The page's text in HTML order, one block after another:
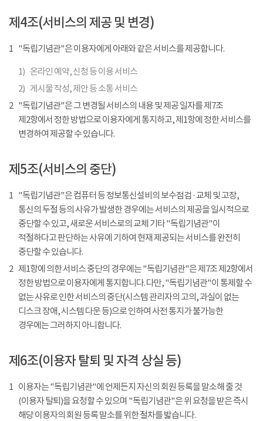
제4조(서비스의 제공 및 변경)
1 "독립기념관"은 이용자에게 아래와 같은 서비스를 제공합니다.
1) 온라인 예약, 신청 등 이용 서비스
2) 게시물 작성, 제안 등 소통 서비스
2 "독립기념관"은 그 변경될 서비스의 내용 및 제공 일자를 제7조
제2항에서 정한 방법으로 이용자에게 통지하고, 제1항에 정한 서비스를
변경하여 제공할 수 있습니다.
제5조(서비스의 중단)
1 "독립기념관"은 컴퓨터 등 정보통신설비의 보수점검 · 교체 및 고장,
통신의 두절 등의 사유가 발생한 경우에는 서비스의 제공을 일시적으로
중단할 수 있고, 새로운 서비스로의 교체 기타 "독립기념관"이
적절하다고 판단하는 사유에 기하여 현재 제공되는 서비스를 완전히
중단할 수 있습니다.
2 제1항에 의한 서비스 중단의 경우에는 "독립기념관"은 제7조 제2항에서
정한 방법으로 이용자에게 통지합니다. 다만, "독립기념관"이 통제할 수
없는 사유로 인한 서비스의 중단(시스템 관리자의 고의, 과실이 없는
디스크 장애, 시스템 다운 등)으로 인하여 사전 통지가 불가능한
경우에는 그러하지 아니합니다.
제6조(이용자 탈퇴 및 자격 상실 등)
1 이용자는 "독립기념관"에 언제든지 자신의 회원 등록을 말소해 줄 것
(이용자 탈퇴)을 요청할 수 있으며 "독립기념관"은 위 요청을 받은 즉시
해당 이용자의 회원 등록 말소를 위한 절차를 밟습니다.